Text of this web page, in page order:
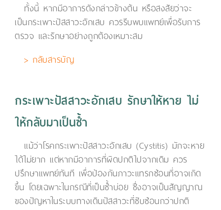
ทั้งนี้ หากมีอาการดังกล่าวข้างต้น หรือสงสัยว่าจะ
เป็นกระเพาะปัสสาวะอักเสบ ควรรีบพบแพทย์เพื่อรับการ
ตรวจ และรักษาอย่างถูกต้องเหมาะสม
> กลับสารบัญ
กระเพาะปัสสาวะอักเสบ รักษาให้หาย ไม่
ให้กลับมาเป็นซ้ำ
แม้ว่าโรคกระเพาะปัสสาวะอักเสบ (Cystitis) มักจะหาย
ได้ไม่ยาก แต่หากมีอาการที่ผิดปกติไปจากเดิม ควร
ปรึกษาแพทย์ทันที เพื่อป้องกันภาวะแทรกซ้อนที่อาจเกิด
ขึ้น โดยเฉพาะในกรณีที่เป็นซ้ำบ่อย ซึ่งอาจเป็นสัญญาณ
ของปัญหาในระบบทางเดินปัสสาวะที่ซับซ้อนกว่าปกติ